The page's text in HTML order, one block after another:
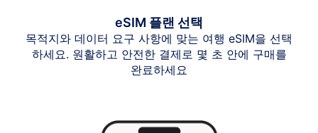
eSIM 플랜 선택
목적지와 데이터 요구 사항에 맞는 여행 eSIM을 선택
하세요. 원활하고 안전한 결제로 몇 초 안에 구매를
완료하세요